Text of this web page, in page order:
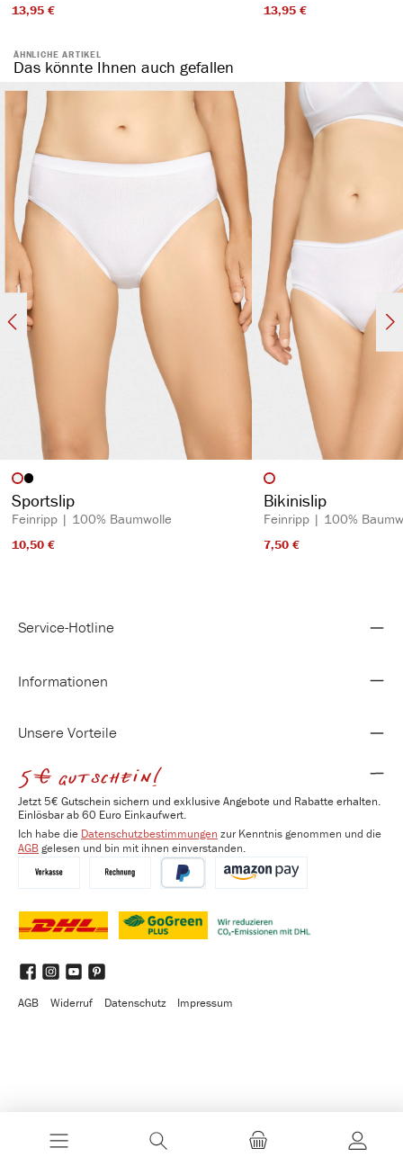
13,95 €​ 13,95 €​
ÄHNLICHE ARTIKEL
Das könnte Ihnen auch gefallen
Artikelfarbe
Sportslip
Feinripp | 100% Baumwolle
10,50 €​
Artikelfarbe
Bikinislip
Feinripp | 100%
7,50 €​
Service-Hotline
Informationen
Unsere Vorteile
5€ gutschein!
Jetzt 5€ Gutschein sichern und exklusive Angebote und Rabatte erhalten.
Einlösbar ab 60 Euro Einkaufwert.
Ich habe die Datenschutzbestimmungen zur Kenntnis genommen und die
AGBgelesen und bin mit ihnen einverstanden.
FacebookInstagram
YouTubePinterest
AGB
Widerruf Datenschutz Impressum